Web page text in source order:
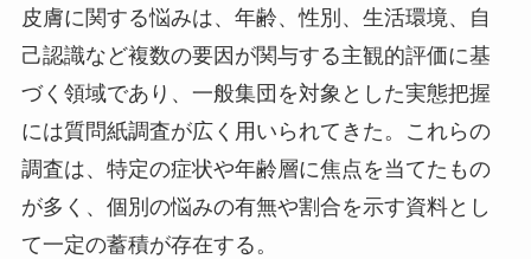
皮膚に関する悩みは、年齢、性別、生活環境、自
己認識など複数の要因が関与する主観的評価に基
づく領域であり、一般集団を対象とした実態把握
には質問紙調査が広く用いられてきた。これらの
調査は、特定の症状や年齢層に焦点を当てたもの
が多く、個別の悩みの有無や割合を示す資料とし
て一定の蓄積が存在する。